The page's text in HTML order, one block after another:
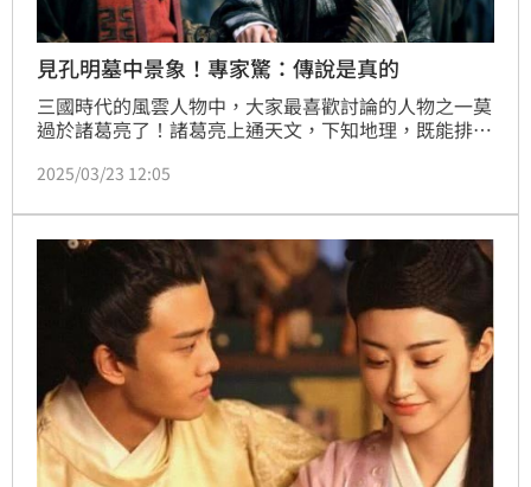
見孔明墓中景象！專家驚：傳說是真的
三國時代的風雲人物中，大家最喜歡討論的人物之一莫
過於諸葛亮了！諸葛亮上通天文，下知地理，既能排兵
是，很多史料都記載，諸葛亮能預測百年後的事情。據
做了一個安排；後來考古學家進入諸葛亮的墓穴一看，
對於墓中的景象大為吃驚：「原來傳說是真的！」（記
者唐家興）
2025/03/23 12:05